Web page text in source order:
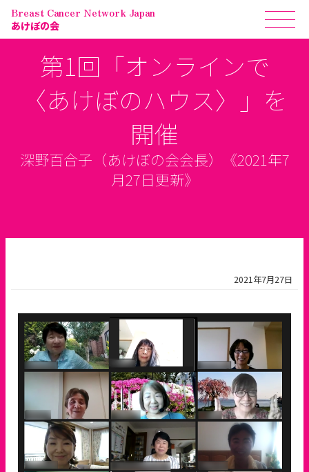
Breast Cancer Network Japan
あけぼの会
第1回「オンラインで
〈あけぼのハウス〉」を
開催
深野百合子（あけぼの会会長）《2021年7
月27日更新》
2021年7月27日